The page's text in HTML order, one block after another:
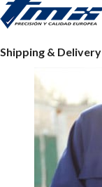
Shipping & Delivery